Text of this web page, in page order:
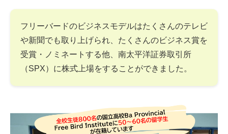
フリーバードのビジネスモデルはたくさんのテレビ
や新聞でも取り上げられ、たくさんのビジネス賞を
受賞・ノミネートする他、南太平洋証券取引所
（SPX）に株式上場をすることができました。